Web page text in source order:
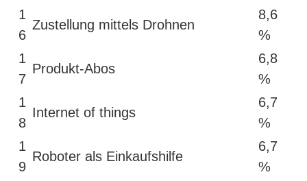
1
6
Zustellung mittels Drohnen
8,6
%
1
7
Produkt-Abos
6,8
%
1
8
Internet of things
6,7
%
1
9
Roboter als Einkaufshilfe
6,7
%